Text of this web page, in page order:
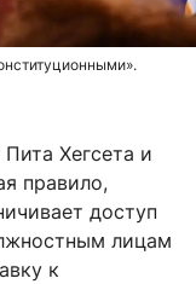
Хегсета и
правило,
доступ
лицам
к